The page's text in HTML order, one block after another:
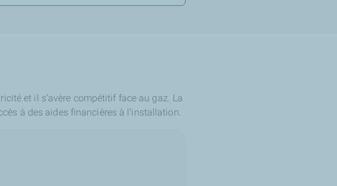
et il s’avère compétitif face au gaz. La
à des aides financières à l’installation.